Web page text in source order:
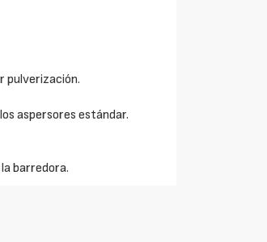
pulverización.
aspersores estándar.
barredora.